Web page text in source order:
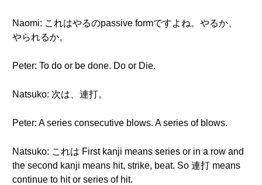
Naomi: これはやるのpassive formですよね。やるか、
やられるか。
Peter: To do or be done. Do or Die.
Natsuko: 次は、連打。
Peter: A series consecutive blows. A series of blows.
Natsuko: これは First kanji means series or in a row and
the second kanji means hit, strike, beat. So 連打 means
continue to hit or series of hit.